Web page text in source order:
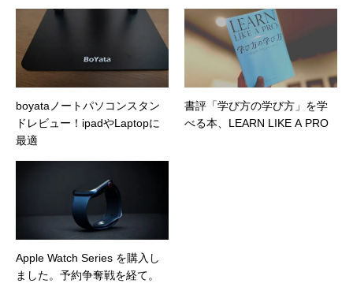
boyataノートパソコンスタン
ドレビュー！ipadやLaptopに
最適
書評「学び方の学び方」を学
べる本、LEARN LIKE A PRO
Apple Watch Series を購入し
ました。予約争奪戦を経て。